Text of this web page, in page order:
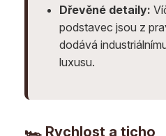
Dřevěné detaily:
podstavec jsou z
dodává
luxusu.
🏎️ Rychlost a ticho